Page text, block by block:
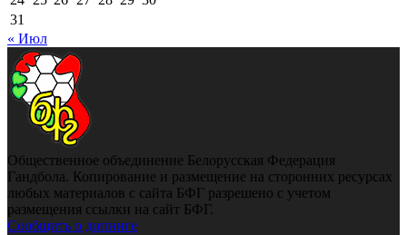
31
« Июл
Общественное объединение Белорусская Федерация
Гандбола. Копирование и размещение на сторонних ресурсах
любых материалов с сайта БФГ разрешено с учетом
размещения ссылки на сайт БФГ.
Сообщить о допинге